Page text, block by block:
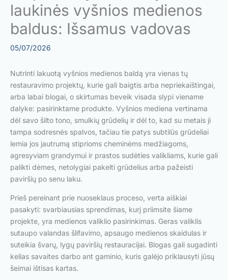
laukinės vyšnios medienos
baldus: Išsamus vadovas
05/07/2026
Nutrinti lakuotą vyšnios medienos baldą yra vienas tų
restauravimo projektų, kurie gali baigtis arba nepriekaištingai,
arba labai blogai, o skirtumas beveik visada slypi viename
dalyke: pasirinktame produkte. Vyšnios mediena vertinama
dėl savo šilto tono, smulkių grūdelių ir dėl to, kad su metais ji
tampa sodresnės spalvos, tačiau tie patys subtilūs grūdeliai
lemia jos jautrumą stiprioms cheminėms medžiagoms,
agresyviam grandymui ir prastos sudėties valikliams, kurie gali
palikti dėmes, netolygiai pakelti grūdelius arba pažeisti
paviršių po senu laku.
Prieš pereinant prie nuoseklaus proceso, verta aiškiai
pasakyti: svarbiausias sprendimas, kurį priimsite šiame
projekte, yra medienos valiklio pasirinkimas. Geras valiklis
sutaupo valandas šlifavimo, apsaugo medienos skaidulas ir
suteikia švarų, lygų paviršių restauracijai. Blogas gali sugadinti
kelias savaites darbo ant gaminio, kuris galėjo priklausyti jūsų
šeimai ištisas kartas.